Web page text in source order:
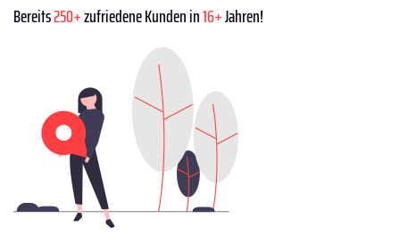
Bereits250+zufriedene Kunden in16+Jahren!